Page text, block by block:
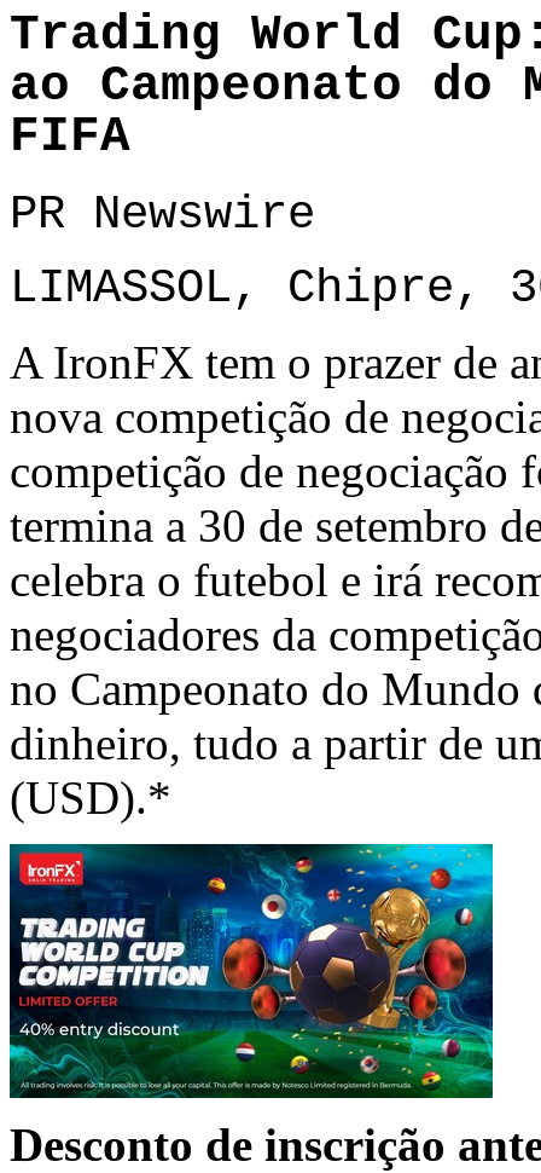
Trading World
ao Campeonato do
FIFA
PR Newswire
LIMASSOL, Chipre,
A IronFX tem o prazer de
nova competição de
competição de negociação
termina a 30 de setembro
celebra o futebol e irá
negociadores da
no Campeonato do Mundo
dinheiro, tudo a partir de
(USD).*
Desconto de inscrição